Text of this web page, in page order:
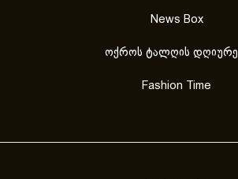
News Box
ოქროს ტალღის
Fashion Time